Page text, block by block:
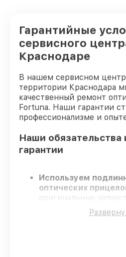
Гарантийные
сервисного
Краснодаре
В нашем сервисном
территории Краснодара
качественный ремонт
Fortuna. Наши гарантии
профессионализме и
Наши обязательства
гарантии
Используем
оптических
оригинальные
Опытные мастера–